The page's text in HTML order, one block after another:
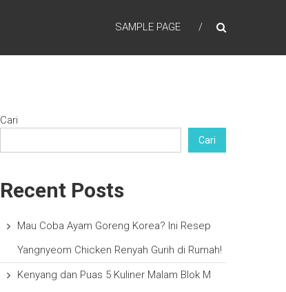
SAMPLE PAGE
Cari
Cari
Recent Posts
Mau Coba Ayam Goreng Korea? Ini Resep
Yangnyeom Chicken Renyah Gurih di Rumah!
Kenyang dan Puas 5 Kuliner Malam Blok M